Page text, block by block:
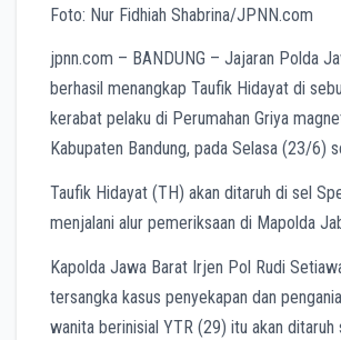
Foto: Nur Fidhiah Shabrina/JPNN.com
jpnn.com – BANDUNG – Jajaran Polda
berhasil menangkap Taufik Hidayat di
kerabat pelaku di Perumahan Griya
Kabupaten Bandung, pada Selasa (23/6)
Taufik Hidayat (TH) akan ditaruh di sel
menjalani alur pemeriksaan di Mapolda
Kapolda Jawa Barat Irjen Pol Rudi
tersangka kasus penyekapan dan
wanita berinisial YTR (29) itu akan ditaruh